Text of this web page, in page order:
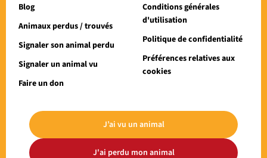
Blog
Animaux perdus / trouvés
Signaler son animal perdu
Signaler un animal vu
Faire un don
Conditions générales
d'utilisation
Politique de confidentialité
Préférences relatives aux
cookies
J’ai vu un animal
J'ai perdu mon animal